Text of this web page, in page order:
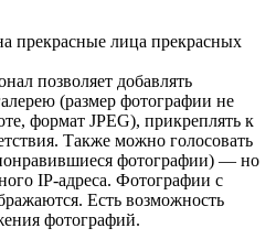
прекрасные лица прекрасных
позволяет добавлять
(размер фотографии не
формат JPEG), прикреплять к
Также можно голосовать
фотографии) — но
IP-адреса. Фотографии с
Есть возможность
фотографий.